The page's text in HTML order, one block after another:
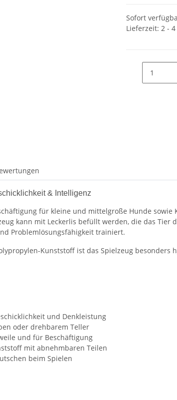
Sofort
Lieferzeit: 2 -
& Intelligenz
für kleine und mittelgroße Hunde
kann mit Leckerlis befüllt werden, die das Tier
Problemlösungsfähigkeit trainiert.
Kunststoff ist das Spielzeug
und Denkleistung
oder drehbarem Teller
und für Beschäftigung
mit abnehmbaren Teilen
beim Spielen